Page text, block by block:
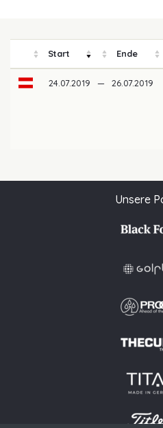
Start Ende
24.07.2019 — 26.07.2019
Unsere